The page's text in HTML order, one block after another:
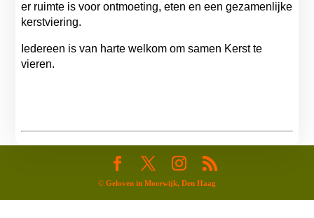
er ruimte is voor ontmoeting, eten en een gezamenlijke
kerstviering.
Iedereen is van harte welkom om samen Kerst te
vieren.
© Geloven in Moerwijk, Den Haag